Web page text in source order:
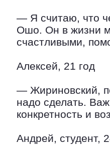
— Я считаю, что
Ошо. Он в жизни
счастливыми,
Алексей, 21 год
— Жириновский,
надо сделать.
конкретность и
Андрей, студент,